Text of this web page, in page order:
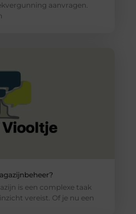
aanvragen.
is een complexe taak
vereist. Of je nu een